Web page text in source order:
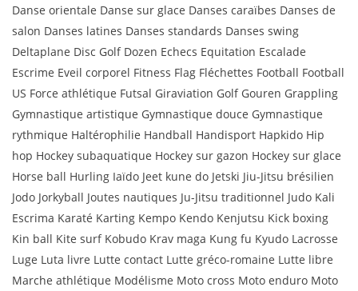
Danse orientale Danse sur glace Danses caraïbes Danses de
salon Danses latines Danses standards Danses swing
Deltaplane Disc Golf Dozen Echecs Equitation Escalade
Escrime Eveil corporel Fitness Flag Fléchettes Football Football
US Force athlétique Futsal Giraviation Golf Gouren Grappling
Gymnastique artistique Gymnastique douce Gymnastique
rythmique Haltérophilie Handball Handisport Hapkido Hip
hop Hockey subaquatique Hockey sur gazon Hockey sur glace
Horse ball Hurling Iaïdo Jeet kune do Jetski Jiu-Jitsu brésilien
Jodo Jorkyball Joutes nautiques Ju-Jitsu traditionnel Judo Kali
Escrima Karaté Karting Kempo Kendo Kenjutsu Kick boxing
Kin ball Kite surf Kobudo Krav maga Kung fu Kyudo Lacrosse
Luge Luta livre Lutte contact Lutte gréco-romaine Lutte libre
Marche athlétique Modélisme Moto cross Moto enduro Moto